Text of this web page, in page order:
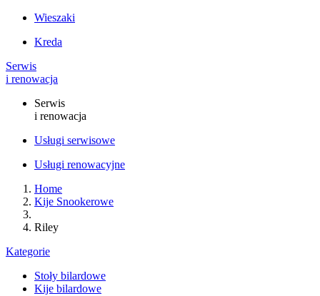
Wieszaki
Kreda
Serwis
i renowacja
Serwis
i renowacja
Usługi serwisowe
Usługi renowacyjne
Home
Kije Snookerowe
Riley
Kategorie
Stoły bilardowe
Kije bilardowe